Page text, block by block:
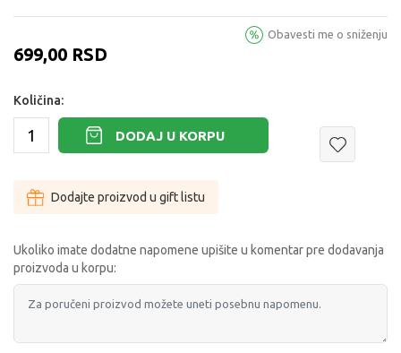
699,00 RSD
Obavesti me o sniženju
Količina:
DODAJ U KORPU
Dodajte proizvod u gift listu
Ukoliko imate dodatne napomene upišite u komentar pre dodavanja
proizvoda u korpu: